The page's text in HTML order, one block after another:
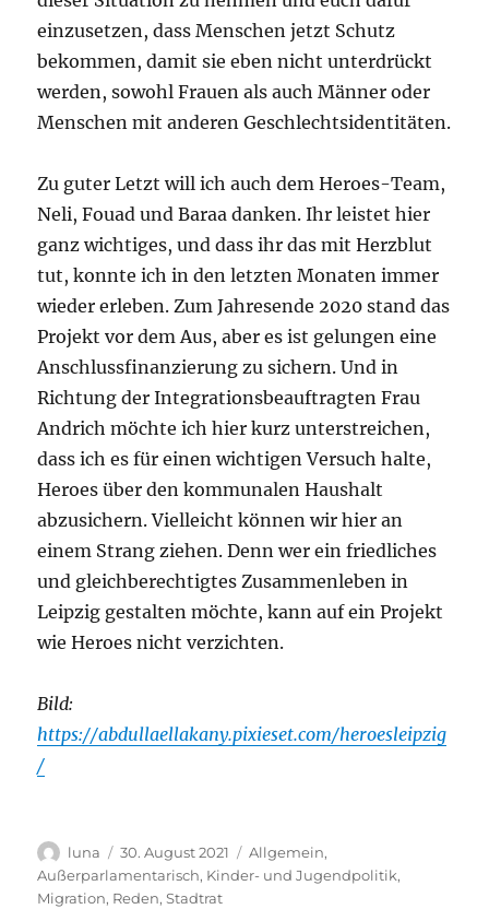
einzusetzen, dass Menschen jetzt Schutz
bekommen, damit sie eben nicht unterdrückt
werden, sowohl Frauen als auch Männer oder
Menschen mit anderen Geschlechtsidentitäten.
Zu guter Letzt will ich auch dem Heroes-Team,
Neli, Fouad und Baraa danken. Ihr leistet hier
ganz wichtiges, und dass ihr das mit Herzblut
tut, konnte ich in den letzten Monaten immer
wieder erleben. Zum Jahresende 2020 stand das
Projekt vor dem Aus, aber es ist gelungen eine
Anschlussfinanzierung zu sichern. Und in
Richtung der Integrationsbeauftragten Frau
Andrich möchte ich hier kurz unterstreichen,
dass ich es für einen wichtigen Versuch halte,
Heroes über den kommunalen Haushalt
abzusichern. Vielleicht können wir hier an
einem Strang ziehen. Denn wer ein friedliches
und gleichberechtigtes Zusammenleben in
Leipzig gestalten möchte, kann auf ein Projekt
wie Heroes nicht verzichten.
Bild:
https://abdullaellakany.pixieset.com/heroesleipzig
/
Autor
luna
Veröffentlicht
am
30. August 2021 Kategorien
Allgemein,
Außerparlamentarisch, Kinder- und Jugendpolitik,
Migration, Reden,Stadtrat